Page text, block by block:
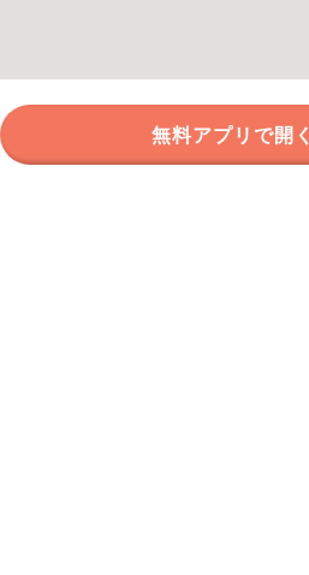
無料アプリで開く